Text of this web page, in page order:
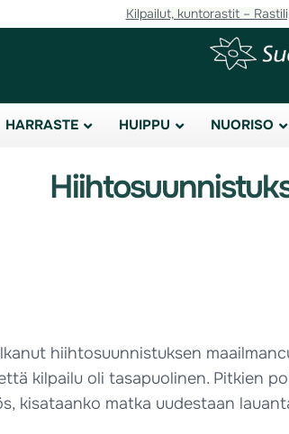
Kilpailut, kuntorastit –
HARRASTE HUIPPU NUORISO
hiihtosuunnistuksen
kilpailu oli tasapuolinen. Pitkien
kisataanko matka uudestaan